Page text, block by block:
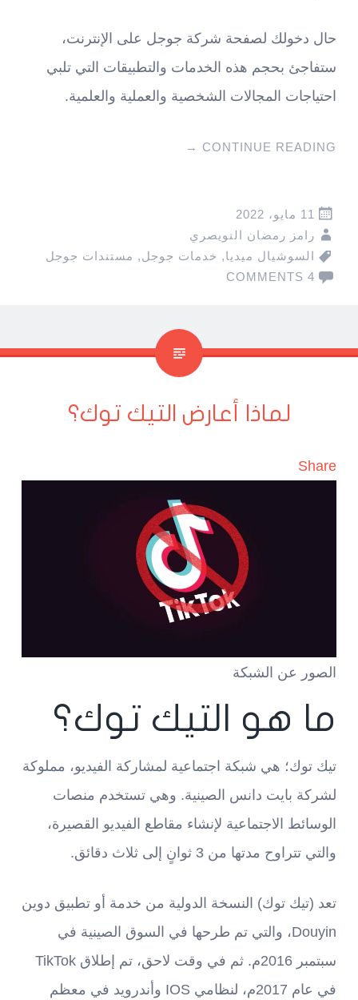
حال دخولك لصفحة شركة جوجل على الإنترنت،
ستفاجئ بحجم هذه الخدمات والتطبيقات التي تلبي
احتياجات المجالات الشخصية والعملية والعلمية.
CONTINUE READING
→
11 مايو، 2022
رامز رمضان النويصري
السوشيال ميديا, خدمات جوجل, مستندات جوجل
4 COMMENTS
لماذا أعارض التيك توك؟
Share
الصور عن الشبكة
ما هو التيك توك؟
تيك توك؛ هي شبكة اجتماعية لمشاركة الفيديو، مملوكة
لشركة بايت دانس الصينية. وهي تستخدم منصات
الوسائط الاجتماعية لإنشاء مقاطع الفيديو القصيرة،
والتي تتراوح مدتها من 3 ثوانٍ إلى ثلاث دقائق.
تعد (تيك توك) النسخة الدولية من خدمة أو تطبيق دوين
Douyin، والتي تم طرحها في السوق الصينية في
سبتمبر 2016م. ثم في وقت لاحق، تم إطلاق TikTok
في عام 2017م، لنظامي IOS وأندرويد في معظم